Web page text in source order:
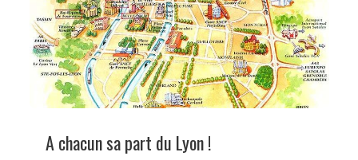
A chacun sa part du Lyon !